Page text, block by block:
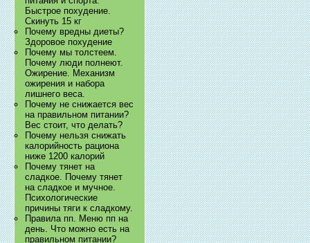
Быстрое похудение.
Скинуть 15 кг
Почему вредны диеты?
Здоровое похудение
Почему мы толстеем.
Почему люди полнеют.
Ожирение. Механизм
ожирения и набора
лишнего веса.
Почему не снижается вес
на правильном питании?
Вес стоит, что делать?
Почему нельзя снижать
калорийность рациона
ниже 1200 калорий
Почему тянет на
сладкое. Почему тянет
на сладкое и мучное.
Психологические
причины тяги к сладкому.
Правила пп. Меню пп на
день. Что можно есть на
правильном питании?